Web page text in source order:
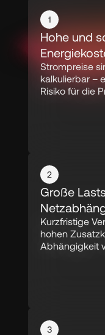
1
Hohe und
Strompreise
kalkulierbar –
Risiko für die
2
Große
Kurzfristige
hohen
Abhängigkeit
3